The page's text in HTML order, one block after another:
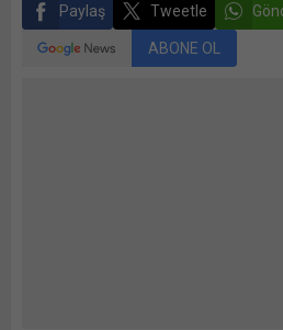
Paylaş Tweetle
ABONE OL